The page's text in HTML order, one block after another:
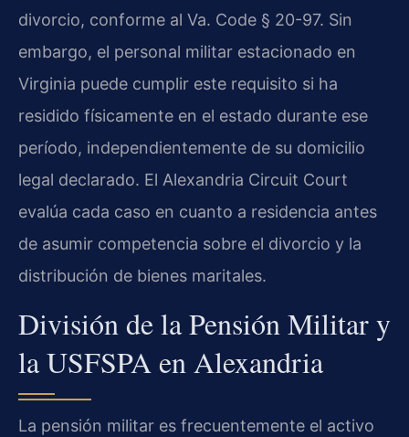
divorcio, conforme al Va. Code § 20-97. Sin
embargo, el personal militar estacionado en
Virginia puede cumplir este requisito si ha
residido físicamente en el estado durante ese
período, independientemente de su domicilio
legal declarado. El Alexandria Circuit Court
evalúa cada caso en cuanto a residencia antes
de asumir competencia sobre el divorcio y la
distribución de bienes maritales.
División de la Pensión Militar y
la USFSPA en Alexandria
La pensión militar es frecuentemente el activo